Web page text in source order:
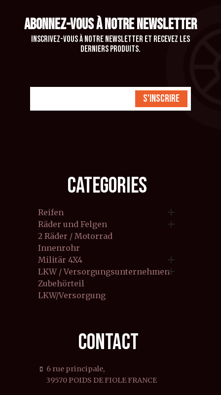
ABONNEZ-VOUS À NOTRE NEWSLETTER
Inscrivez-vous à notre newsletter et recevez les
derniers produits.
S'inscrire
CATEGORIES
Reifen 
Räder und Felgen 
2 Räder / Motorrad
Innenrohr
Militär 4X4

LKW / Versorgungsunternehmen
Zubehörteil
LKW/Versorgung
CONTACT
6 rue principale,
39570 POIDS DE FIOLE FRANCE